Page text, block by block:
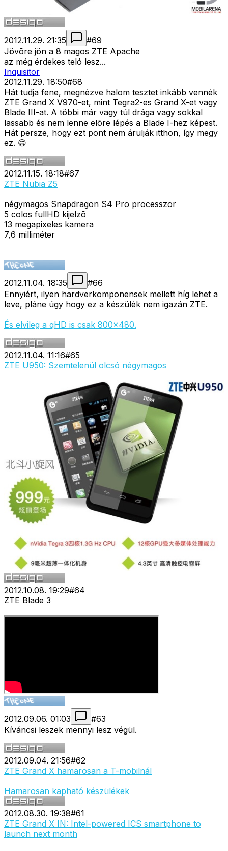
2012.11.29. 21:35 #69
Jövõre jön a 8 magos ZTE Apache
az még érdekes teló lesz...
Inquisitor
2012.11.29. 18:50#68
Hát tudja fene, megnézve halom tesztet inkább vennék
ZTE Grand X V970-et, mint Tegra2-es Grand X-et vagy
Blade III-at. A többi már vagy túl drága vagy sokkal
lassabb és nem lenne elõre lépés a Blade I-hez képest.
Hát persze, hogy ezt pont nem árulják itthon, így megy
ez. 😄
2012.11.15. 18:18#67
ZTE Nubia Z5
négymagos Snapdragon S4 Pro processzor
5 colos fullHD kijelzõ
13 megapixeles kamera
7,6 milliméter
2012.11.04. 18:35 #66
Ennyiért, ilyen hardverkomponensek mellett híg lehet a
leve, pláne úgy hogy ez a készülék nem igazán ZTE.
És elvileg a qHD is csak 800×480.
2012.11.04. 11:16#65
ZTE U950: Szemtelenül olcsó négymagos
2012.10.08. 19:29#64
ZTE Blade 3
2012.09.06. 01:03 #63
Kíváncsi leszek mennyi lesz végül.
2012.09.04. 21:56#62
ZTE Grand X hamarosan a T-mobilnál
Hamarosan kapható készülékek
2012.08.30. 19:38#61
ZTE Grand X IN: Intel-powered ICS smartphone to
launch next month